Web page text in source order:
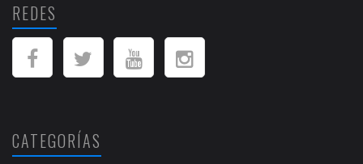
REDES
CATEGORÍAS